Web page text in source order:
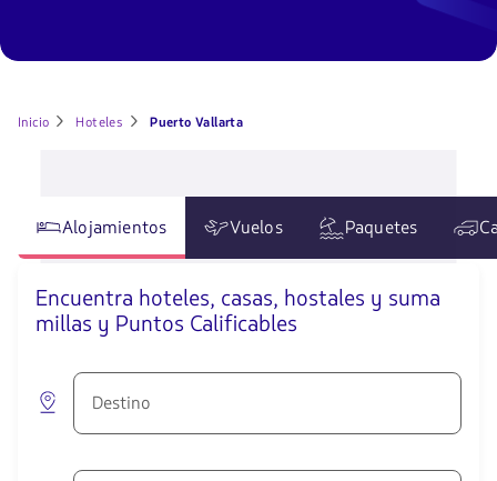
Inicio Hoteles Puerto Vallarta
Alojamientos Vuelos Paquetes
Encuentra hoteles, casas, hostales y suma
millas y Puntos Calificables
Destino